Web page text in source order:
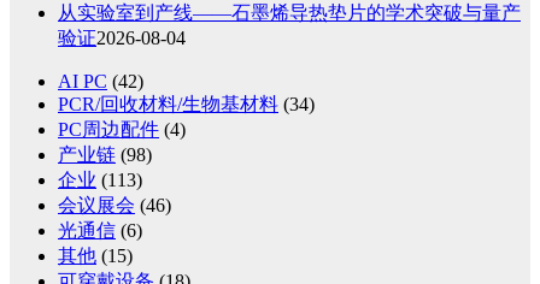
从实验室到产线——石墨烯导热垫片的学术突破与量产
验证2026-08-04
AI PC (42)
PCR/回收材料/生物基材料 (34)
PC周边配件 (4)
产业链 (98)
企业 (113)
会议展会 (46)
光通信 (6)
其他 (15)